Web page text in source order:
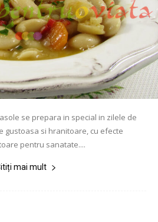
se prepara in special in zilele de
gustoasa si hranitoare, cu efecte
pentru sanatate....
mai mult